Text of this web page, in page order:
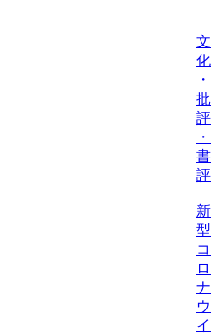
文
化
・
批
評
・
書
評
新
型
コ
ロ
ナ
ウ
イ